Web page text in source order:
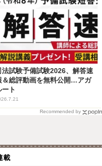
法試験予備試験2026、解答速
＆総評動画を無料公開…アガ
ート
Recommended by
載